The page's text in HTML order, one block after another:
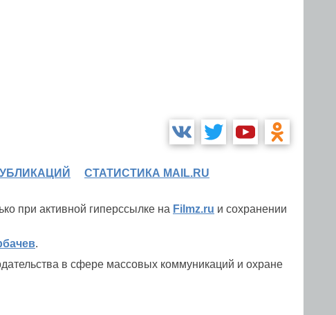
СТАТИСТИКА MAIL.RU
при активной гиперссылке на Filmz.ru и сохранении
.
в сфере массовых коммуникаций и охране